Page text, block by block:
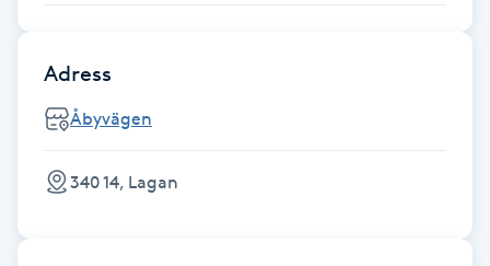
Fransk manikyr
Fransrengöring
Frekvensterapi
Adress
Åbyvägen
340 14, Lagan